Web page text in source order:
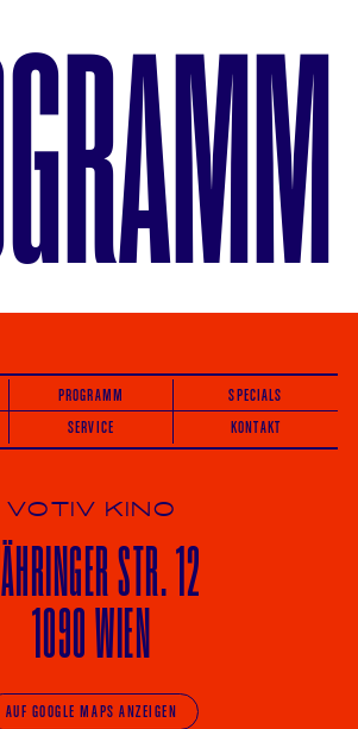
PROGRAMM
SPECIALS
SERVICE KONTAKT
VOTIV KINO
STR. 12
1090 WIEN
AUF GOOGLE MAPS ANZEIGEN